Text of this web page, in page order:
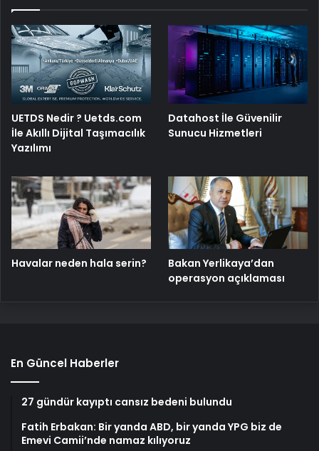
UETDS Nedir ? Uetds.com
İle Akıllı Dijital Taşımacılık
Yazılımı
Datahost İle Güvenilir
Sunucu Hizmetleri
Havalar neden hala serin?
Bakan Yerlikaya’dan
operasyon açıklaması
En Güncel Haberler
27 gündür kayıptı cansız bedeni bulundu
Fatih Erbakan: Bir yanda ABD, bir yanda YPG biz de
Emevi Camii’nde namaz kılıyoruz